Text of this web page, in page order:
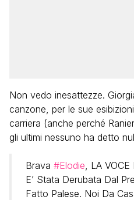
Non vedo inesattezze.
canzone, per le sue
carriera (anche perché
gli ultimi nessuno ha detto
Brava #Elodie, LA VOCE
E’ Stata Derubata Dal
Fatto Palese. Noi Da